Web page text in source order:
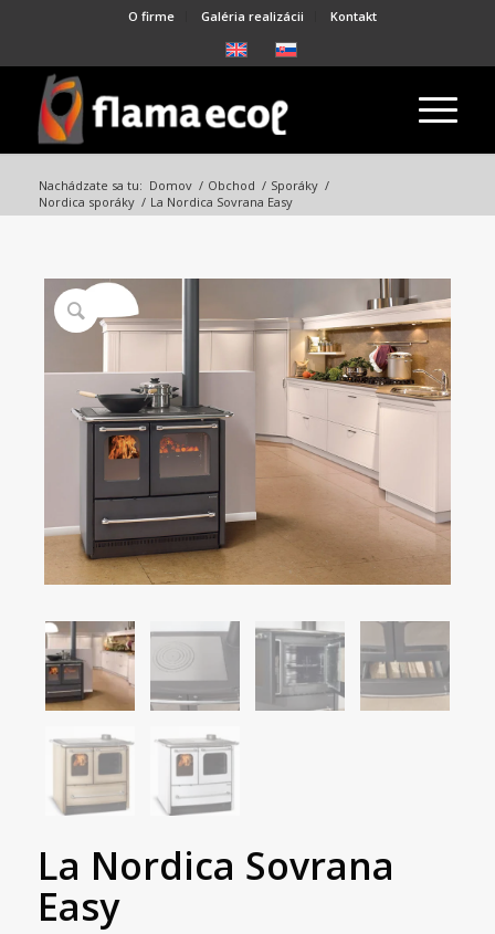
O firme Galéria realizácii Kontakt
Nachádzate sa tu: Domov / Obchod / Sporáky /
Nordica sporáky / La Nordica Sovrana Easy
La Nordica Sovrana
Easy